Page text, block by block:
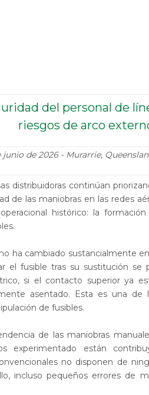
del personal de
riesgos de arco
junio de 2026 - Murarrie,
distribuidoras continúan
de las maniobras en las redes
histórico: la
ha cambiado sustancialmente
el fusible tras su sustitución se
si el contacto superior ya
asentado. Esta es una de
de fusibles.
de las maniobras
experimentado están
no disponen de
incluso pequeños errores de